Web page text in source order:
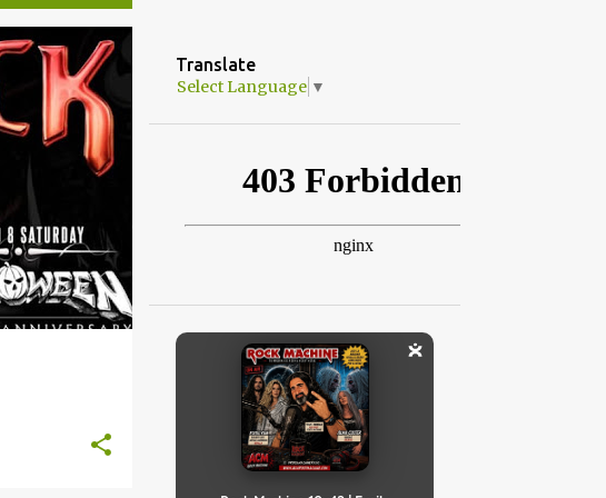
Translate
Select Language ▼